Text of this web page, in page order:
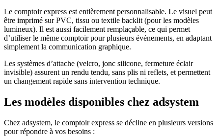
Le comptoir express est entièrement personnalisable. Le visuel peut
être imprimé sur PVC, tissu ou textile backlit (pour les modèles
lumineux). Il est aussi facilement remplaçable, ce qui permet
d’utiliser le même comptoir pour plusieurs événements, en adaptant
simplement la communication graphique.
Les systèmes d’attache (velcro, jonc silicone, fermeture éclair
invisible) assurent un rendu tendu, sans plis ni reflets, et permettent
un changement rapide sans intervention technique.
Les modèles disponibles chez adsystem
Chez adsystem, le comptoir express se décline en plusieurs versions
pour répondre à vos besoins :